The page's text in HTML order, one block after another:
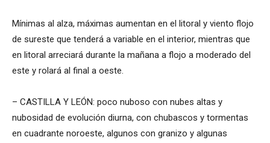
Mínimas al alza, máximas aumentan en el litoral y viento flojo
de sureste que tenderá a variable en el interior, mientras que
en litoral arreciará durante la mañana a flojo a moderado del
este y rolará al final a oeste.
– CASTILLA Y LEÓN: poco nuboso con nubes altas y
nubosidad de evolución diurna, con chubascos y tormentas
en cuadrante noroeste, algunos con granizo y algunas